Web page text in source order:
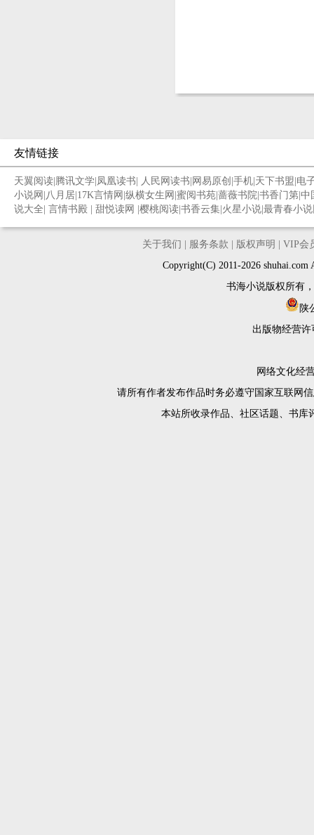
友情链接
天翼阅读 腾讯文学 凤凰读书 人民网读书 网易原创 手机 天下书盟 电
小说网 八月居 17K言情网 纵横女生网 蜜阅书苑 蔷薇书院 书香门第 中
说大全 言情书殿 甜悦读网 樱桃阅读 书香云集 火星小说 最青春小
关于我们 服务条款 版权声明
VIP会
Copyright(C) 2011-2026
书海小说版权所有
陕
出版物经营许
网络文化经
请所有作者发布作品时务必遵守国家互联网
本站所收录作品、社区话题、书库